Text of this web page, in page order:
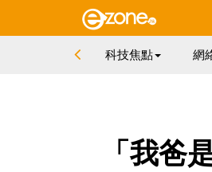
科技焦點 網
「我爸